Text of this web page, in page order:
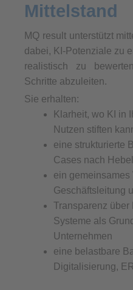
Mittelstand
MQ result unterstützt
dabei, KI-Potenziale zu
realistisch zu
Schritte abzuleiten.
Sie erhalten:
Klarheit, wo KI in
Nutzen stiften
eine strukturierte
Cases nach
ein gemeinsames
Geschäftsleitung
Transparenz über
Systeme als
Unternehmen
eine belastbare
Digitalisierung,